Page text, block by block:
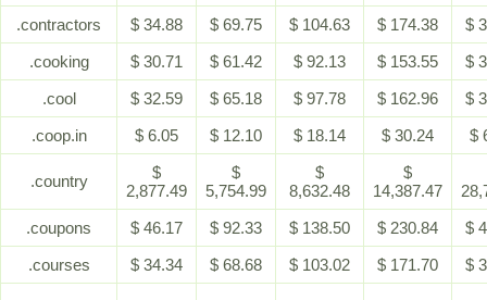
.contractors
$ 34.88 $ 69.75 $ 104.63 $ 174.38
$
.cooking
$ 30.71 $ 61.42 $ 92.13 $ 153.55
$
.cool
$ 32.59 $ 65.18 $ 97.78 $ 162.96
$
.coop.in
$ 6.05 $ 12.10 $ 18.14 $ 30.24 $
.country
$
2,877.49
$
5,754.99
$
8,632.48
$
14,387.47
.coupons
$ 46.17 $ 92.33 $ 138.50 $ 230.84
$
.courses
$ 34.34 $ 68.68 $ 103.02 $ 171.70 $